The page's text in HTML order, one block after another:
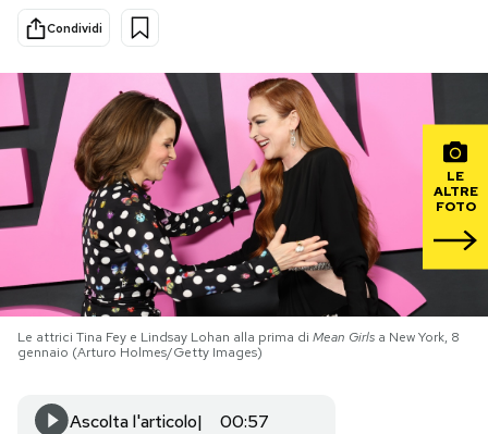
Cultura
Economia
Sport
Mondiali calcio 2026
PODCAST
NEWSLETTER
I MIEI PREFERITI
Condividi
LE
ALTRE
FOTO
Le attrici Tina Fey e Lindsay Lohan alla prima di Mean Girls a New York, 8
gennaio (Arturo Holmes/Getty Images)
Ascolta l'articolo 00:57